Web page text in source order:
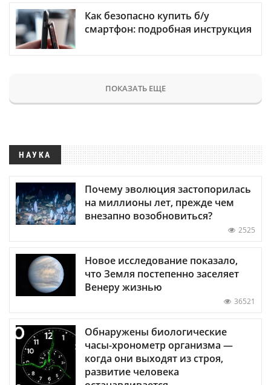
Как безопасно купить б/у
смартфон: подробная инструкция
ПОКАЗАТЬ ЕЩЕ
НАУКА
Почему эволюция застопорилась
на миллионы лет, прежде чем
внезапно возобновиться?
2525
Новое исследование показало,
что Земля постепенно заселяет
Венеру жизнью
36521
Обнаружены биологические
часы-хронометр организма —
когда они выходят из строя,
развитие человека